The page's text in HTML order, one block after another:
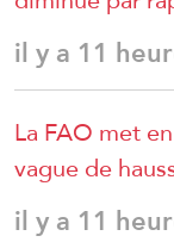
il y a 11
La FAO met
vague de
il y a 11